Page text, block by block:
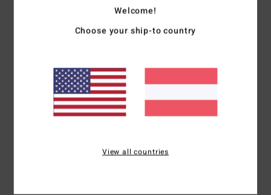
Komfort
Preis-Leistungs-Verhältnis
Größe
Zu klein Zu groß
Material
Welcome!
Choose your ship-to country
View all countries